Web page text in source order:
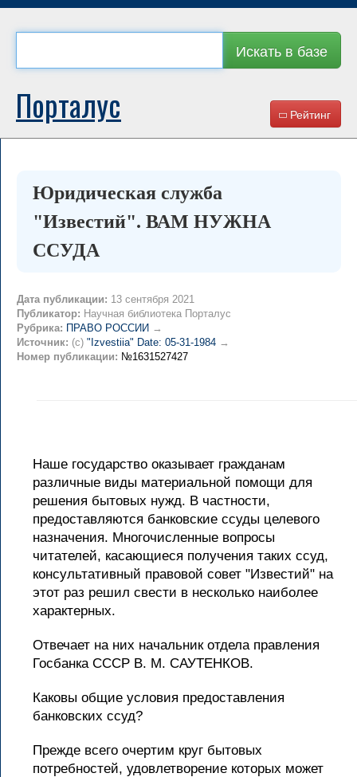
Искать в базе
Рейтинг
Порталус
Юридическая служба
"Известий". ВАМ НУЖНА
ССУДА
Дата публикации: 13 сентября 2021
Публикатор: Научная библиотека Порталус
Рубрика: ПРАВО РОССИИ →
Источник: (c) "Izvestiia" Date: 05-31-1984 →
Номер публикации: №1631527427
Наше государство оказывает гражданам
различные виды материальной помощи для
решения бытовых нужд. В частности,
предоставляются банковские ссуды целевого
назначения. Многочисленные вопросы
читателей, касающиеся получения таких ссуд,
консультативный правовой совет "Известий" на
этот раз решил свести в несколько наиболее
характерных.
Отвечает на них начальник отдела правления
Госбанка СССР В. М. САУТЕНКОВ.
Каковы общие условия предоставления
банковских ссуд?
Прежде всего очертим круг бытовых
потребностей, удовлетворение которых может